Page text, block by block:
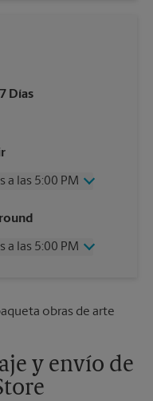
Días
a las 5:00 PM
a las 5:00 PM
y envío de